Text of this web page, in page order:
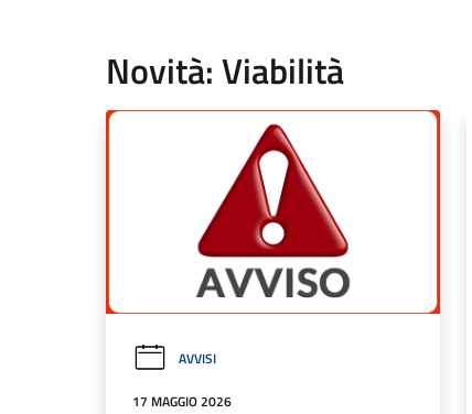
Novità: Viabilità
AVVISI
17 MAGGIO 2026